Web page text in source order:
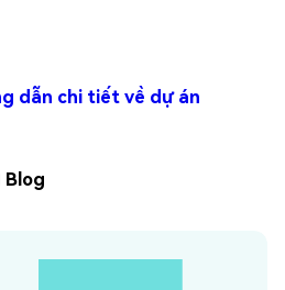
dẫn chi tiết về dự án
Blog